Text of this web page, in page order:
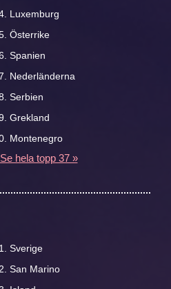
Luxemburg
Österrike
Spanien
Nederländerna
Serbien
Grekland
Montenegro
Se hela topp 37 »
Sverige
San Marino